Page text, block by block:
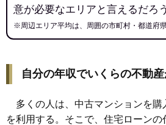
意が必要なエリアと言えるだろう
※周辺エリア平均は、周囲の市町村・都道府
自分の年収でいくらの不動産
多くの人は、中古マンションを購
を利用する。そこで、住宅ローンの